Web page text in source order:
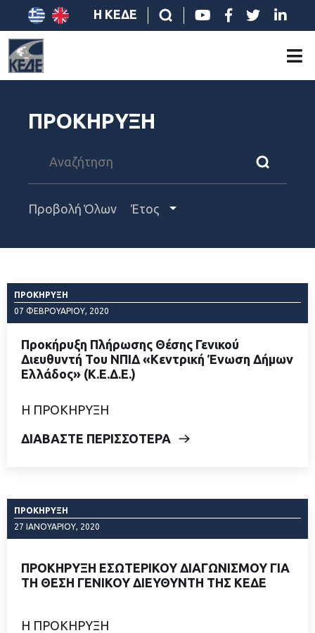
Η ΚΕΔΕ
ΠΡΟΚΗΡΥΞΗ
Προβολή Όλων Έτος
ΠΡΟΚΉΡΥΞΗ
07 ΦΕΒΡΟΥΑΡΊΟΥ, 2020
Προκήρυξη Πλήρωσης Θέσης Γενικού
Διευθυντή Του ΝΠΙΔ «Κεντρική Ένωση Δήμων
Ελλάδος» (Κ.Ε.Δ.Ε.)
Η ΠΡΟΚΗΡΥΞΗ
ΔΙΑΒΑΣΤΕ ΠΕΡΙΣΣΟΤΕΡΑ
ΠΡΟΚΉΡΥΞΗ
27 ΙΑΝΟΥΑΡΊΟΥ, 2020
ΠΡΟΚΗΡΥΞΗ ΕΣΩΤΕΡΙΚΟΥ ΔΙΑΓΩΝΙΣΜΟΥ ΓΙΑ
ΤΗ ΘΕΣΗ ΓΕΝΙΚΟΥ ΔΙΕΥΘΥΝΤΗ ΤΗΣ ΚΕΔΕ
Η ΠΡΟΚΗΡΥΞΗ